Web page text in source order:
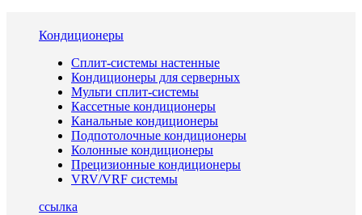
Кондиционеры
Сплит-системы настенные
Кондиционеры для серверных
Мульти сплит-системы
Кассетные кондиционеры
Канальные кондиционеры
Подпотолочные кондиционеры
Колонные кондиционеры
Прецизионные кондиционеры
VRV/VRF системы
ссылка